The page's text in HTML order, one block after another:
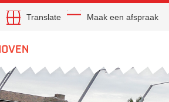
Translate Maak een afspraak